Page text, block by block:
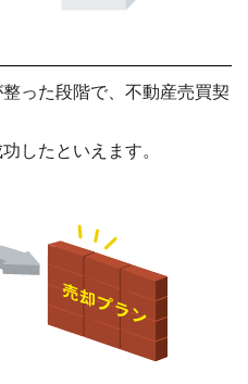
った段階で、不動産売買契
したといえます。